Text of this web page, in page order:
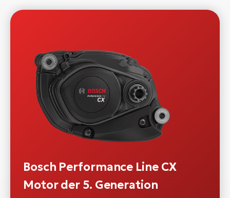
Bosch Performance Line CX
Motor der 5. Generation